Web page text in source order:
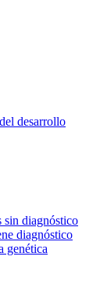
desarrollo
sin diagnóstico
diagnóstico
genética